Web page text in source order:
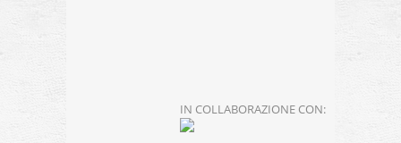
IN COLLABORAZIONE CON: